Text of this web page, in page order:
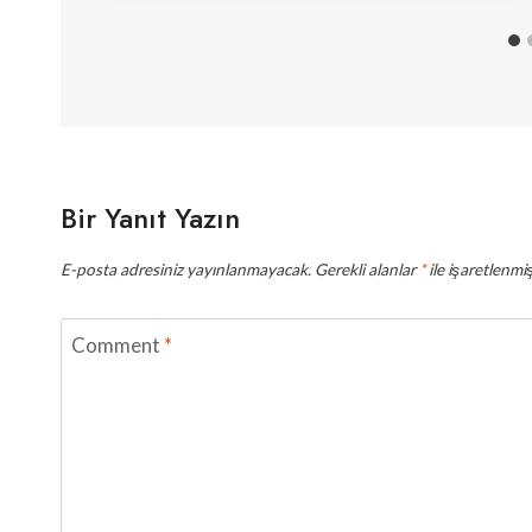
Bir Yanıt Yazın
E-posta adresiniz yayınlanmayacak. Gerekli alanlar*ile
Comment *